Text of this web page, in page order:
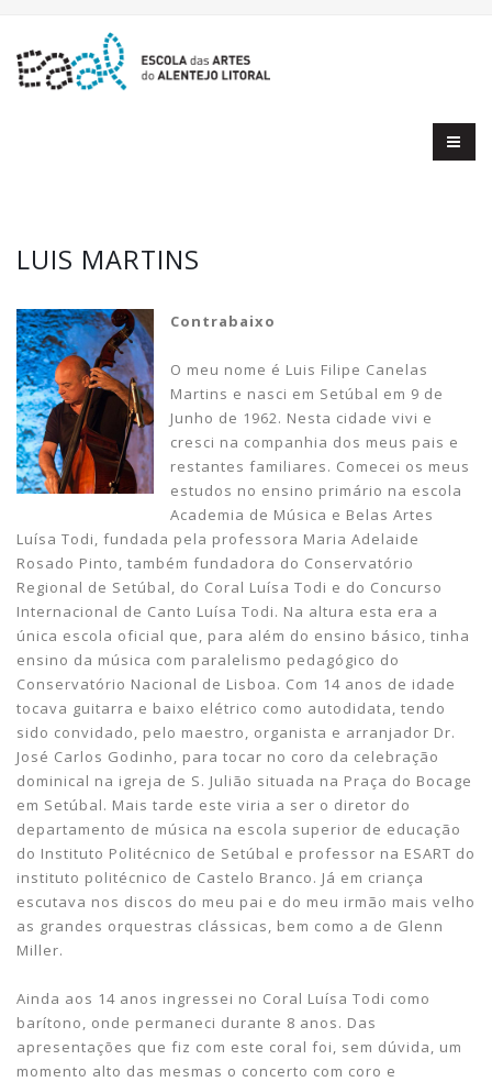
LUIS MARTINS
Contrabaixo
O meu nome é Luis Filipe Canelas
Martins e nasci em Setúbal em 9 de
Junho de 1962. Nesta cidade vivi e
cresci na companhia dos meus pais e
restantes familiares. Comecei os meus
estudos no ensino primário na escola
Academia de Música e Belas Artes
Luísa Todi, fundada pela professora Maria Adelaide
Rosado Pinto, também fundadora do Conservatório
Regional de Setúbal, do Coral Luísa Todi e do Concurso
Internacional de Canto Luísa Todi. Na altura esta era a
única escola oficial que, para além do ensino básico, tinha
ensino da música com paralelismo pedagógico do
Conservatório Nacional de Lisboa. Com 14 anos de idade
tocava guitarra e baixo elétrico como autodidata, tendo
sido convidado, pelo maestro, organista e arranjador Dr.
José Carlos Godinho, para tocar no coro da celebração
dominical na igreja de S. Julião situada na Praça do Bocage
em Setúbal. Mais tarde este viria a ser o diretor do
departamento de música na escola superior de educação
do Instituto Politécnico de Setúbal e professor na ESART do
instituto politécnico de Castelo Branco. Já em criança
escutava nos discos do meu pai e do meu irmão mais velho
as grandes orquestras clássicas, bem como a de Glenn
Miller.
Ainda aos 14 anos ingressei no Coral Luísa Todi como
barítono, onde permaneci durante 8 anos. Das
apresentações que fiz com este coral foi, sem dúvida, um
momento alto das mesmas o concerto com coro e